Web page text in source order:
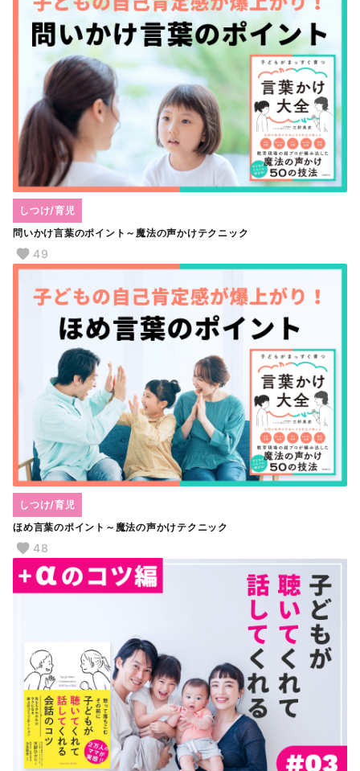
問いかけ言葉のポイント～魔法の声かけテクニック
しつけ/育児
49
ほめ言葉のポイント～魔法の声かけテクニック
しつけ/育児
48